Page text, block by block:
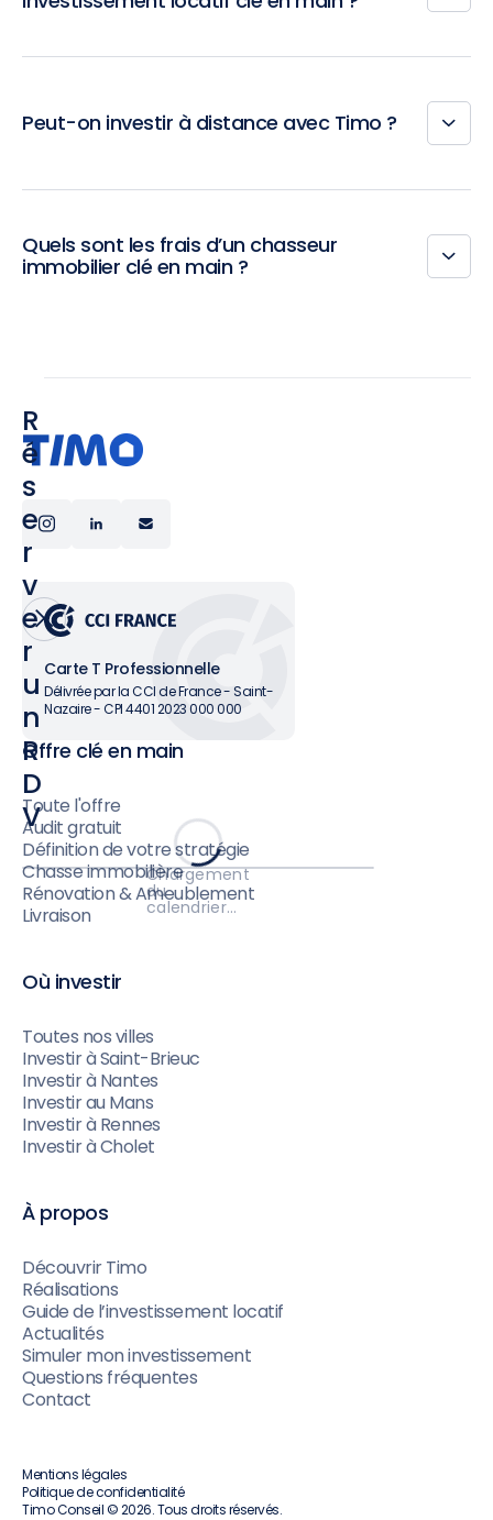
Peut-on investir à distance avec Timo ?
Quels sont les frais d’un chasseur
immobilier clé en main ?
R
é
s
e
r
v
e
r
u
n
R
D
V
Chargement
du
calendrier…
Carte T Professionnelle
Délivrée par la CCI de France - Saint-
Nazaire - CPI 4401 2023 000 000
Offre clé en main
Toute l'offre
Audit gratuit
Définition de votre stratégie
Chasse immobilière
Rénovation & Ameublement
Livraison
Où investir
Toutes nos villes
Investir à Saint-Brieuc
Investir à Nantes
Investir au Mans
Investir à Rennes
Investir à Cholet
À propos
Découvrir Timo
Réalisations
Guide de l’investissement locatif
Actualités
Simuler mon investissement
Questions fréquentes
Contact
Timo Conseil © 2026. Tous droits réservés.
Mentions légales
Politique de confidentialité